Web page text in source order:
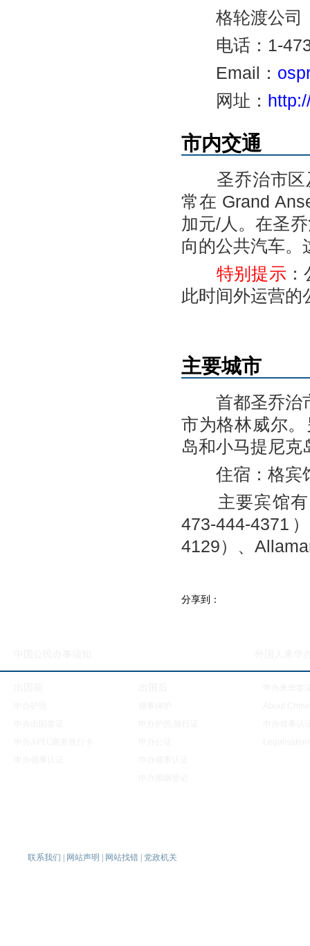
格轮渡公司
电话：1-473-
Email：
网址：
市内交通
圣乔治市区及
常在 Grand
加元/人。在圣
向的公共汽车。
特别提示
此时间外运营的
主要城市
首都圣乔治
市为格林威尔
岛和小马提尼克
住宿：格宾馆
主要宾馆有
473-444-4371
4129）、
分享到：
联系我们 网站声明 网站找错 党政机关